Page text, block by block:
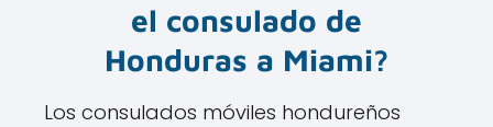
el consulado de
Honduras a Miami?
Los consulados móviles hondureños